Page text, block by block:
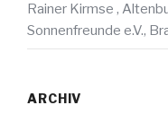
Rainer Kirmse ,
Sonnenfreunde e.V.,
ARCHIV